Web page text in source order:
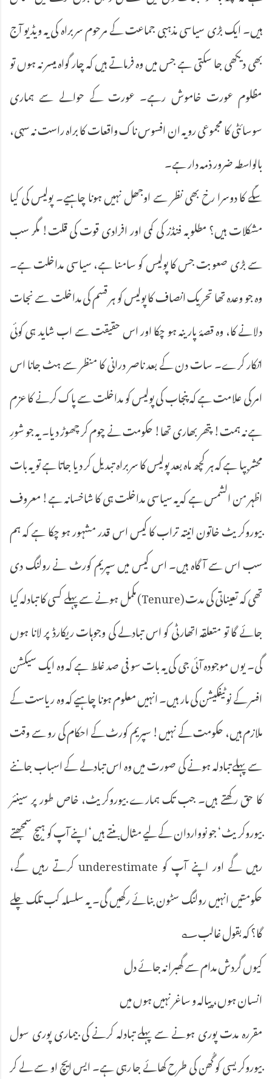
ہیں۔ ایک بڑی سیاسی مذہبی جماعت کے مرحوم سربراہ کی یہ ویڈیو آج
بھی دیکھی جا سکتی ہے جس میں وہ فرماتے ہیں کہ چار گواہ میسر نہ ہوں تو
مظلوم عورت خاموش رہے۔ عورت کے حوالے سے ہماری
سوسائٹی کا مجموعی رویہ ان افسوس ناک واقعات کا براہ راست نہ سہی،
بالواسطہ ضرور ذمہ دار ہے۔
سکّے کا دوسرا رخ بھی نظر سے اوجھل نہیں ہونا چاہیے۔ پولیس کی کیا
مشکلات ہیں؟ مطلوبہ فنڈز کی کمی اور افرادی قوت کی قلت! مگر سب
سے بڑی صعوبت جس کا پولیس کو سامنا ہے، سیاسی مداخلت ہے۔
وہ جو وعدہ تھا تحریک انصاف کا پولیس کو ہر قسم کی مداخلت سے نجات
دلانے کا، وہ قصۂ پارینہ ہو چکا اور اس حقیقت سے اب شاید ہی کوئی
انکار کرے۔ سات دن کے بعد ناصر درانی کا منظر سے ہٹ جانا اس
امر کی علامت ہے کہ پنجاب کی پولیس کو مداخلت سے پاک کرنے کا عزم
ہے نہ ہمت! پتھر بھاری تھا! حکومت نے چوم کر چھوڑ دیا۔ یہ جو شورِ
محشر بپا ہے کہ ہر کچھ ماہ بعد پولیس کا سربراہ تبدیل کر دیا جاتا ہے تو یہ بات
اظہر من الشمس ہے کہ یہ سیاسی مداخلت ہی کا شاخسانہ ہے! معروف
بیوروکریٹ خاتون انیتہ تراب کا کیس اس قدر مشہور ہو چکا ہے کہ ہم
سب اس سے آگاہ ہیں۔ اس کیس میں سپریم کورٹ نے رولنگ دی
تھی کہ تعیناتی کی مدت (Tenure) مکمل ہونے سے پہلے کسی کا تبادلہ کیا
جائے گا تو متعلقہ اتھارٹی کو اس تبادلے کی وجوہات ریکارڈ پر لانا ہوں
گی۔ یوں موجودہ آئی جی کی یہ بات سو فی صد غلط ہے کہ وہ ایک سیکشن
افسر کے نوٹیفکیشن کی مار ہیں۔ انہیں معلوم ہونا چاہیے کہ وہ ریاست کے
ملازم ہیں، حکومت کے نہیں! سپریم کورٹ کے احکام کی رو سے وقت
سے پہلے تبادلہ ہونے کی صورت میں وہ اس تبادلے کے اسباب جاننے
کا حق رکھتے ہیں۔ جب تک ہمارے بیوروکریٹ، خاص طور پر سینئر
بیوروکریٹ‘ جو نوواردان کے لیے مثال بنتے ہیں‘ اپنے آپ کو ہیچ سمجھتے
رہیں گے اور اپنے آپ کو underestimate کرتے رہیں گے،
حکومتیں انہیں رولنگ سٹون بنائے رکھیں گی۔ یہ سلسلہ کب تلک چلے
گا؟ کہ بقول غالب؎
کیوں گردش مدام سے گھبرا نہ جائے دل
انسان ہوں، پیالہ و ساغر نہیں ہوں میں
مقررہ مدت پوری ہونے سے پہلے تبادلہ کرنے کی بیماری پوری سول
بیوروکریسی کو گُھن کی طرح کھائے جا رہی ہے۔ ایس ایچ او سے لے کر